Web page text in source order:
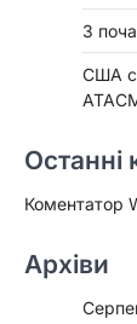
З
США
Останні
Коментатор
Архіви